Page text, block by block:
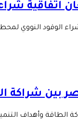
اتفاقية
الوقود النووي
بين شراكة
وأهداف